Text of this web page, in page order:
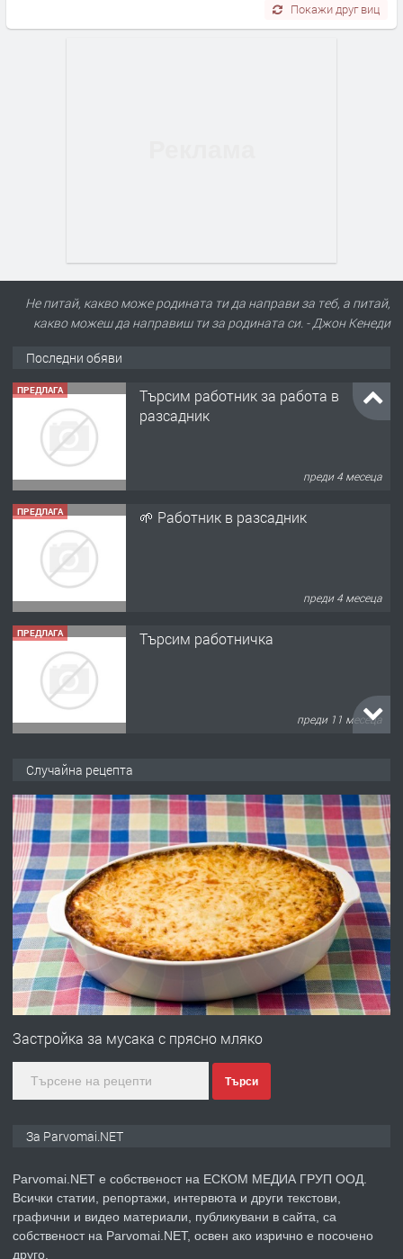
Покажи друг виц
Не питай, какво може родината ти да направи за теб, а питай,
какво можеш да направиш ти за родината си. - Джон Кенеди
Последни обяви
ПРЕДЛАГА
Търсим работник за работа в
разсадник
преди 4 месеца
ПРЕДЛАГА 🌱 Работник в разсадник
преди 4 месеца
ПРЕДЛАГА Търсим работничка
преди 11 месеца
преди 1 година
ПРЕДЛАГА Работа за общи работници
преди 1 година
ПРЕДЛАГА
Първи поход "По стъпките на Ангел
преди 1 година
ПРЕДЛАГА Уроци по Математика
Случайна рецепта
Застройка за мусака с прясно мляко
Търси
За Parvomai.NET
Parvomai.NET е собственост на ЕСКОМ МЕДИА ГРУП ООД.
Всички статии, репортажи, интервюта и други текстови,
графични и видео материали, публикувани в сайта, са
собственост на Parvomai.NET, освен ако изрично е посочено
друго.